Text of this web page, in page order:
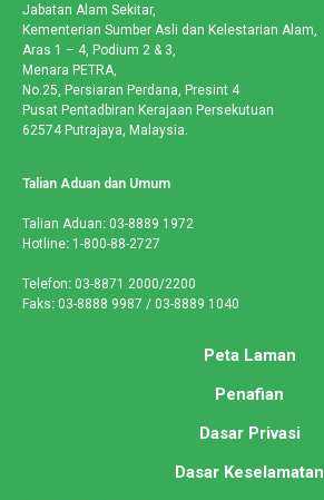
Jabatan Alam Sekitar,
Kementerian Sumber Asli dan Kelestarian Alam,
Aras 1 – 4, Podium 2 & 3,
Menara PETRA,
No.25, Persiaran Perdana, Presint 4
Pusat Pentadbiran Kerajaan Persekutuan
62574 Putrajaya, Malaysia.
Talian Aduan dan Umum
Talian Aduan: 03-8889 1972
Hotline: 1-800-88-2727
Telefon: 03-8871 2000/2200
Faks: 03-8888 9987 / 03-8889 1040
Peta Laman
Penafian
Dasar Privasi
Dasar Keselamatan